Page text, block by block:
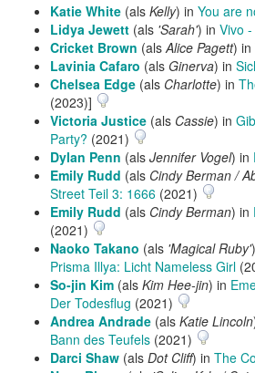
Katie White (als Kelly) in You are
Lidya Jewett (als 'Sarah') in Vivo
Cricket Brown (als Alice Pagett) in
Lavinia Cafaro (als Ginerva) in
Chelsea Edge (als Charlotte) in
(2023)]
Victoria Justice (als Cassie) in
Party? (2021)
Dylan Penn (als Jennifer Vogel) in
Emily Rudd (als Cindy Berman /
Street Teil 3: 1666 (2021)
Emily Rudd (als Cindy Berman) in
(2021)
Naoko Takano (als 'Magical Ruby'
Prisma Illya: Licht Nameless Girl
So-jin Kim (als Kim Hee-jin) in
Der Todesflug (2021)
Andrea Andrade (als Katie Lincoln
Bann des Teufels (2021)
Darci Shaw (als Dot Cliff) in The